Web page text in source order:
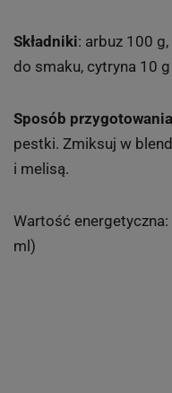
Składniki: arbuz 100
do smaku, cytryna 10 g
Sposób przygotowania
pestki. Zmiksuj w
i melisą.
Wartość
ml)